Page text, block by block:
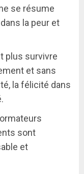
se résume
la peur et
plus survivre
et sans
la félicité dans
sont
et